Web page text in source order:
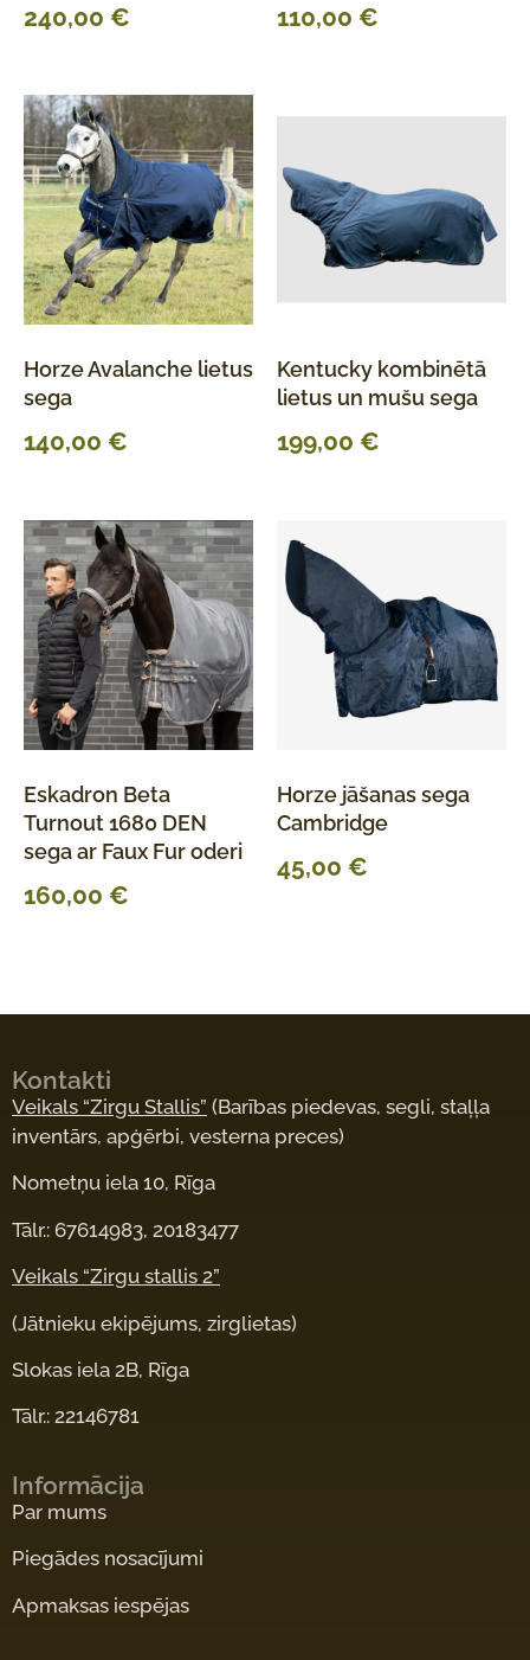
240,00 € 110,00 €
Horze Avalanche lietus
sega
140,00 €
Kentucky kombinētā
lietus un mušu sega
199,00 €
Eskadron Beta
Turnout 1680 DEN
sega ar Faux Fur oderi
160,00 €
Horze jāšanas sega
Cambridge
45,00 €
Kontakti
Veikals “Zirgu Stallis” (Barības piedevas, segli, staļļa
inventārs, apģērbi, vesterna preces)
Nometņu iela 10, Rīga
Tālr.: 67614983, 20183477
Veikals “Zirgu stallis 2”
(Jātnieku ekipējums, zirglietas)
Slokas iela 2B, Rīga
Tālr.: 22146781
Informācija
Par mums
Piegādes nosacījumi
Apmaksas iespējas